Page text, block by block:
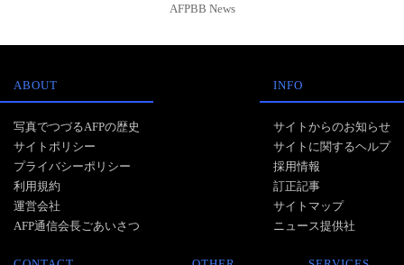
AFPBB News
ABOUT
写真でつづるAFPの歴史
サイトポリシー
プライバシーポリシー
利用規約
運営会社
AFP通信会長ごあいさつ
INFO
サイトからのお知らせ
サイトに関するヘルプ
採用情報
訂正記事
サイトマップ
ニュース提供社